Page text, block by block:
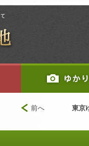
前へ 東京